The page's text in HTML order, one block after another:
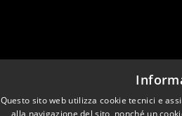
Questo sito web utilizza cookie tecnici e
alla navigazione del sito, nonché un